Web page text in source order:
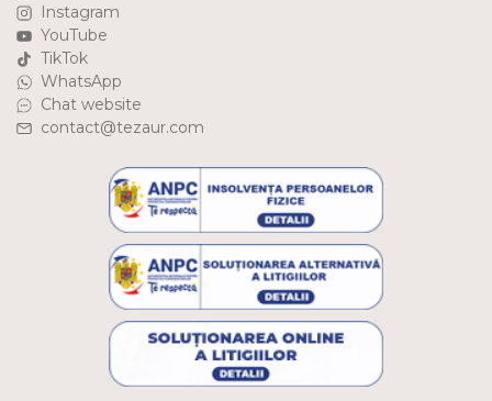
Instagram
YouTube
TikTok
WhatsApp
Chat website
contact@tezaur.com